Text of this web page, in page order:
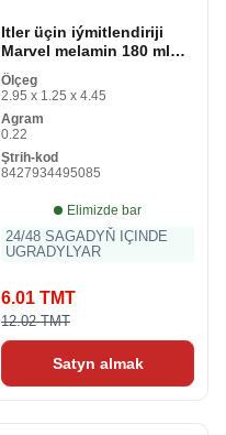
Itler üçin iýmitlendiriji
Marvel melamin 180 ml
Gyzyl Metal
Ölçeg
2.95 x 1.25 x 4.45
Agram
0.22
Ştrih-kod
8427934495085
Elimizde bar
24/48 SAGADYŇ IÇINDE
UGRADYLYAR
6.01 TMT
12.02 TMT
Satyn almak